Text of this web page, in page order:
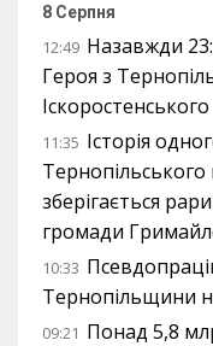
8 Серпня
12:49 Назавжди
Героя з
Іскоростенського
11:35 Історія
зберігається
громади
10:33
Тернопільщини
09:21 Понад 5,8